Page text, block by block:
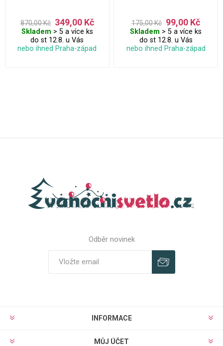
870,00 Kč 349,00 Kč
Skladem > 5 a více ks
do st 12.8. u Vás
nebo ihned Praha-západ
175,00 Kč 99,00 Kč
Skladem > 5 a více ks
do st 12.8. u Vás
nebo ihned Praha-západ
Odběr novinek
INFORMACE
MŮJ ÚČET